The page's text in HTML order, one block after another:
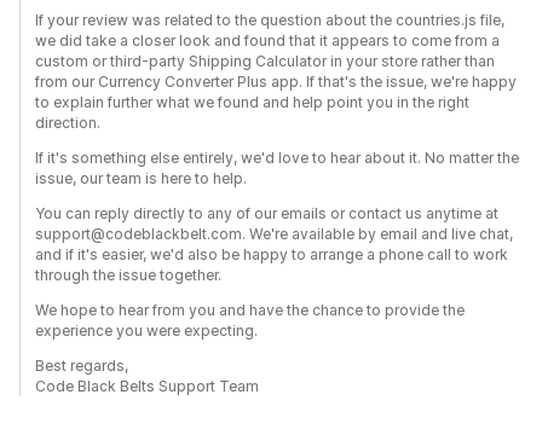
If your review was related to the question about the countries.js file,
we did take a closer look and found that it appears to come from a
custom or third-party Shipping Calculator in your store rather than
from our Currency Converter Plus app. If that's the issue, we're happy
to explain further what we found and help point you in the right
direction.
If it's something else entirely, we'd love to hear about it. No matter the
issue, our team is here to help.
You can reply directly to any of our emails or contact us anytime at
support@codeblackbelt.com. We're available by email and live chat,
and if it's easier, we'd also be happy to arrange a phone call to work
through the issue together.
We hope to hear from you and have the chance to provide the
experience you were expecting.
Best regards,
Code Black Belts Support Team